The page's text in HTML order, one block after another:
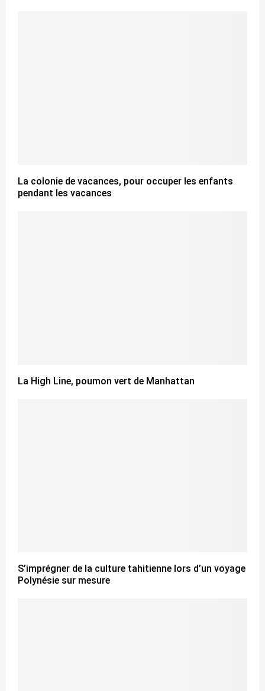
La colonie de vacances, pour occuper les enfants
pendant les vacances
La High Line, poumon vert de Manhattan
S’imprégner de la culture tahitienne lors d’un voyage
Polynésie sur mesure